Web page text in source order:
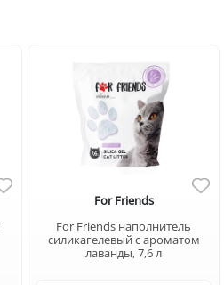
For Friends
For Friends наполнитель
силикагелевый с ароматом
лаванды, 7,6 л